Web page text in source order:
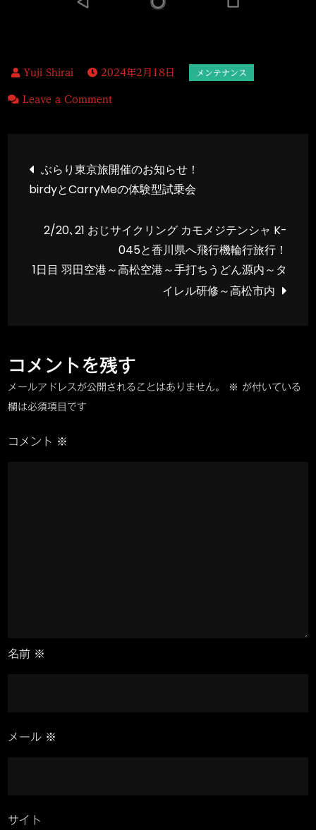
2024年2月18日
Leave a Commenton
ー
プ
チ
ナ
ラ
太
目
の
投
稿
ナ
ビ
ー
シ
ョ
ぶらり東京旅開催のお知らせ！
birdyとCarryMeの体験型試乗会
2/20､21 おじサイクリング カモメジテンシャ K-
045と香川県へ飛行機輪行旅行！
1日目 羽田空港～高松空港～手打ちうどん源内～タ
イレル研修～高松市内
コメントを残す
メールアドレスが公開されることはありません。 ※ が付いている
欄は必須項目です
コメント ※
名前 ※
メール ※
サイト